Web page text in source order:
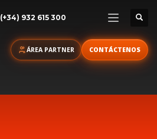
(+34) 932 615 300
ÁREA PARTNER CONTÁCTENOS